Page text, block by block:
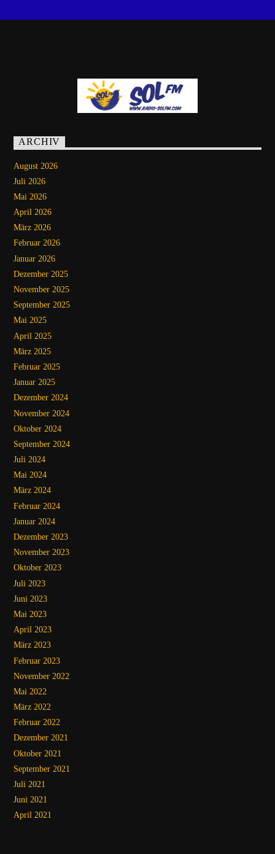
ARCHIV
August 2026
Juli 2026
Mai 2026
April 2026
März 2026
Februar 2026
Januar 2026
Dezember 2025
November 2025
September 2025
Mai 2025
April 2025
März 2025
Februar 2025
Januar 2025
Dezember 2024
November 2024
Oktober 2024
September 2024
Juli 2024
Mai 2024
März 2024
Februar 2024
Januar 2024
Dezember 2023
November 2023
Oktober 2023
Juli 2023
Juni 2023
Mai 2023
April 2023
März 2023
Februar 2023
November 2022
Mai 2022
März 2022
Februar 2022
Dezember 2021
Oktober 2021
September 2021
Juli 2021
Juni 2021
April 2021